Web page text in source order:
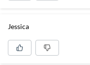
Jessica